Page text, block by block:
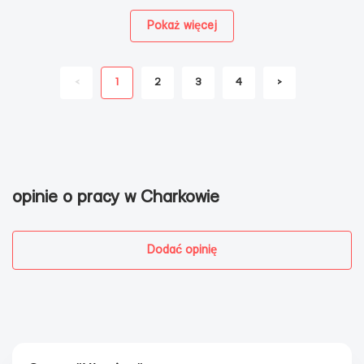
< 1 2 3 4 >
Pokaż więcej
opinie o pracy w Charkowie
Dodać opinię